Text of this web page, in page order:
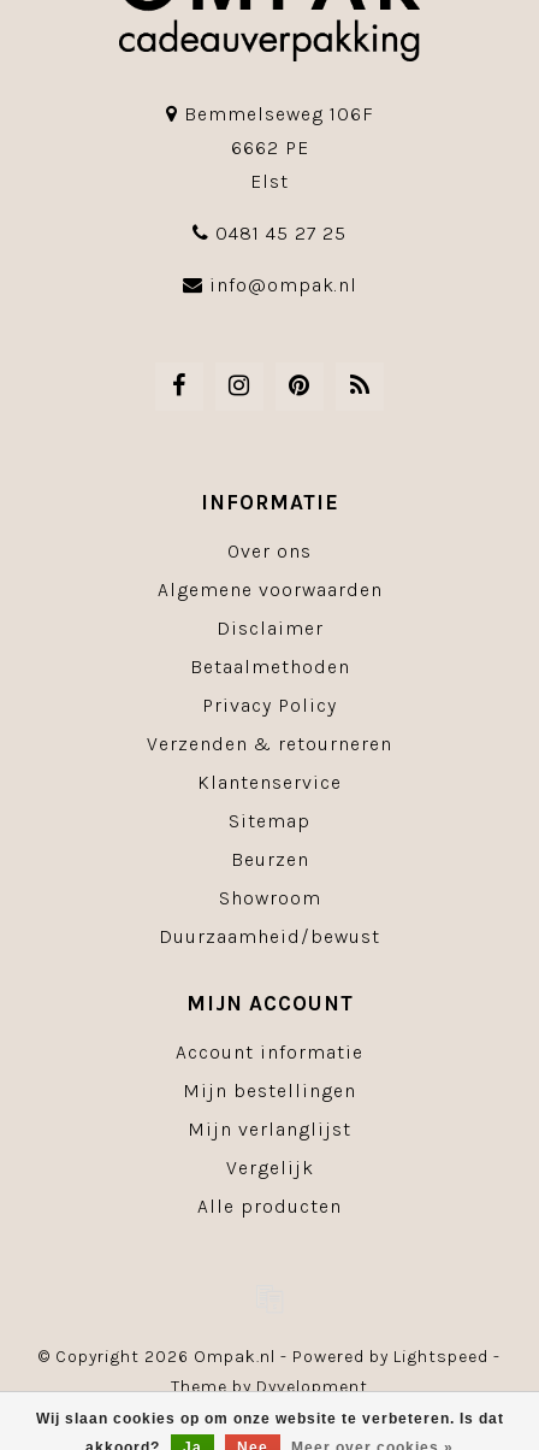
Wij slaan cookies op om onze website te verbeteren. Is dat
Bemmelseweg 106F
6662 PE
Elst
0481 45 27 25
info@ompak.nl
INFORMATIE
Over ons
Algemene voorwaarden
Disclaimer
Betaalmethoden
Privacy Policy
Verzenden & retourneren
Klantenservice
Sitemap
Beurzen
Showroom
Duurzaamheid/bewust
MIJN ACCOUNT
Account informatie
Mijn bestellingen
Mijn verlanglijst
Vergelijk
Alle producten
© Copyright 2026 Ompak.nl - Powered by Lightspeed -
Theme byDyvelopment